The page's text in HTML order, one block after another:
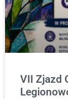
VII Zjazd